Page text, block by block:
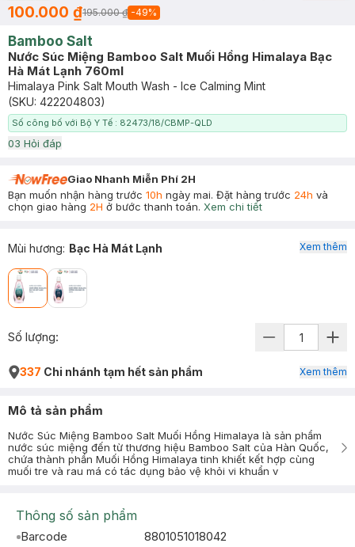
100.000 ₫195.000 ₫ -49%
Bamboo Salt
Nước Súc Miệng Bamboo Salt Muối Hồng Himalaya Bạc
Hà Mát Lạnh 760ml
Himalaya Pink Salt Mouth Wash - Ice Calming Mint
(SKU: 422204803)
Số công bố với Bộ Y Tế : 82473/18/CBMP-QLD
03 Hỏi đáp
Giao Nhanh Miễn Phí 2H
Bạn muốn nhận hàng trước 10h ngày mai. Đặt hàng trước 24h và
chọn giao hàng 2H ở bước thanh toán. Xem chi tiết
Mùi hương: Bạc Hà Mát Lạnh Xem thêm
Số lượng:
337 Chi nhánh tạm hết sản phẩm Xem thêm
Mô tả sản phẩm
Nước Súc Miệng Bamboo Salt Muối Hồng Himalaya là sản phẩm
nước súc miệng đến từ thương hiệu Bamboo Salt của Hàn Quốc,
chứa thành phần Muối Hồng Himalaya tinh khiết kết hợp cùng
muối tre và rau má có tác dụng bảo vệ khỏi vi khuẩn v
Thông số sản phẩm
Barcode
8801051018042